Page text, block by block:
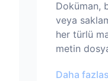
Doküman,
veya
her türlü
metin
Daha